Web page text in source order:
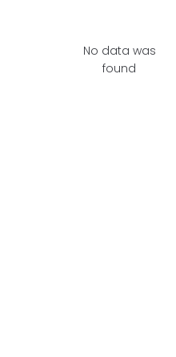
No data was
found